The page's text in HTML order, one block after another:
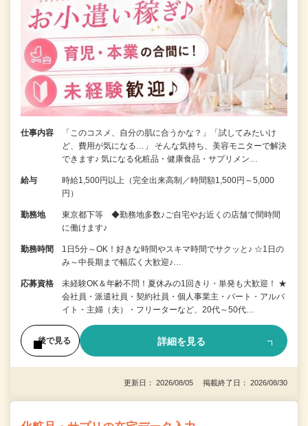
仕事内容
「このコスメ、自分の肌に合うかな？」「試してみたいけ
ど、費用が気になる…」 そんな気持ち、美容モニターで解決
できます♪ 気になる化粧品・健康食品・サプリメン…
給与
時給1,500円以上（完全出来高制／時間額1,500円～5,000
円）
勤務地
東京都下等 ◆勤務地多数♪ご自宅やお近くの店舗で間時間
に働けます♪
勤務時間
1日5分～OK！好きな時間やスキマ時間でサクッと♪ ☆1日の
み～中長期まで幅広く大歓迎♪…
応募資格
未経験OK＆年齢不問！夏休みの1回きり・単発も大歓迎！ ★
会社員・派遣社員・契約社員・個人事業主・パート・アルバ
イト・主婦（夫）・フリーターなど、20代～50代…
後で見る 詳細を見る
更新日： 2026/08/05 掲載終了日： 2026/08/30